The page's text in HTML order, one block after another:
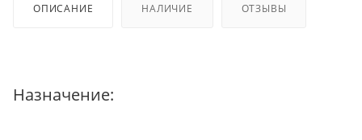
ОПИСАНИЕ НАЛИЧИЕ ОТЗЫВЫ
Назначение: